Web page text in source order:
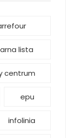
lista
centrum
epu
infolinia